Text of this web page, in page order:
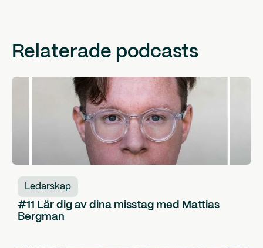
Relaterade podcasts
Ledarskap
#11 Lär dig av dina misstag med Mattias
Bergman